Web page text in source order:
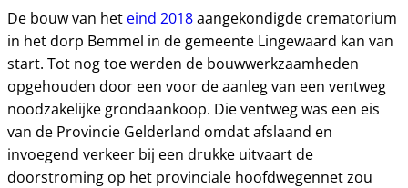
De bouw van het eind 2018aangekondigde crematorium
in het dorp Bemmel in de gemeente Lingewaard kan van
start. Tot nog toe werden de bouwwerkzaamheden
opgehouden door een voor de aanleg van een ventweg
noodzakelijke grondaankoop. Die ventweg was een eis
van de Provincie Gelderland omdat afslaand en
invoegend verkeer bij een drukke uitvaart de
doorstroming op het provinciale hoofdwegennet zou